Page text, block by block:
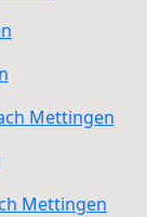
Mettingen
Mettingen